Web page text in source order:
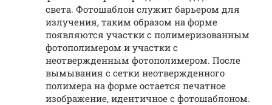
света. Фотошаблон служит барьером для
излучения, таким образом на форме
появляются участки с полимеризованным
фотополимером и участки с
неотвержденным фотополимером. После
вымывания с сетки неотвержденного
полимера на форме остается печатное
изображение, идентичное с фотошаблоном.